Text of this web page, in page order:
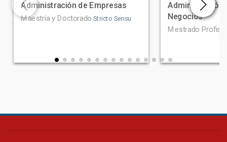
Administración de Empresas
Maestría y Doctorado Stricto Sensu
Administración
Negocios
Mestrado